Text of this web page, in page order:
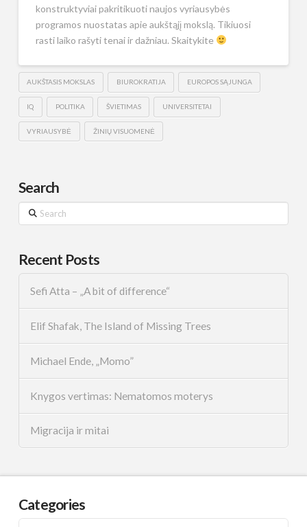
konstruktyviai pakritikuoti naujos vyriausybės
programos nuostatas apie aukštąjį mokslą. Tikiuosi
rasti laiko rašyti tenai ir dažniau. Skaitykite
AUKŠTASIS MOKSLAS BIUROKRATIJA EUROPOS SĄJUNGA
IQ POLITIKA ŠVIETIMAS UNIVERSITETAI
VYRIAUSYBĖ ŽINIŲ VISUOMENĖ
Search
Search
Recent Posts
Sefi Atta – „A bit of difference“
Elif Shafak, The Island of Missing Trees
Michael Ende, „Momo”
Knygos vertimas: Nematomos moterys
Migracija ir mitai
Categories